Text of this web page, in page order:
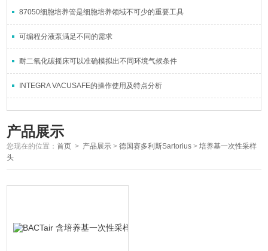
87050细胞培养管是细胞培养领域不可少的重要工具
可编程分液泵满足不同的需求
耐二氧化碳摇床可以准确模拟出不同环境气候条件
INTEGRA VACUSAFE的操作使用及特点分析
产品展示
您现在的位置：首页 > 产品展示 >德国赛多利斯Sartorius >培养基一次性采样
头